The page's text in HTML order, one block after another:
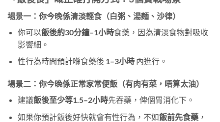
場景一：你今晚係清淡輕食（白粥、湯麵、沙律）
你可以飯後約30分鐘–1小時食藥，因為清淡食物對吸收
影響細。
性行為時間預計喺食藥後 1–3小時​ 內進行。
場景二：你今晚係正常家常便飯（有肉有菜，唔算太油）
建議飯後至少等1.5–2小時先吞藥，俾個胃消化下。
如果你預計飯後好快就會有性行為，不如飯前先食藥，